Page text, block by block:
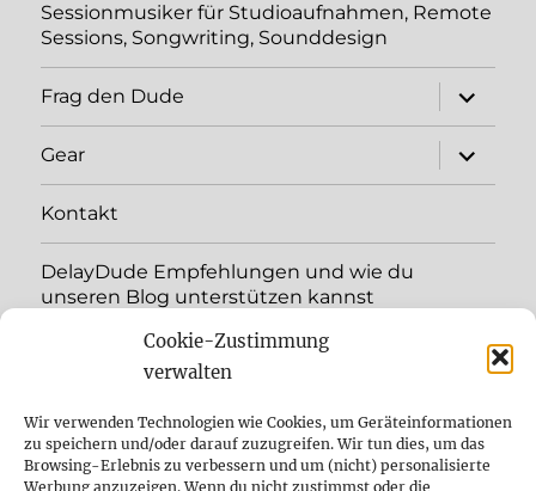
Cookie-Zustimmung
verwalten
Wir verwenden Technologien wie Cookies, um Geräteinformationen
zu speichern und/oder darauf zuzugreifen. Wir tun dies, um das
Browsing-Erlebnis zu verbessern und um (nicht) personalisierte
Werbung anzuzeigen. Wenn du nicht zustimmst oder die
Sessionmusiker für Studioaufnahmen, Remote
Sessions, Songwriting, Sounddesign
Frag den Dude
öffnen
Gear
öffnen
Kontakt
DelayDude Empfehlungen und wie du
unseren Blog unterstützen kannst
öffnen
YouTube
Instagram